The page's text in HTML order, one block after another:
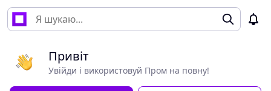
Привіт
Увійди і використовуй Пром на повну!